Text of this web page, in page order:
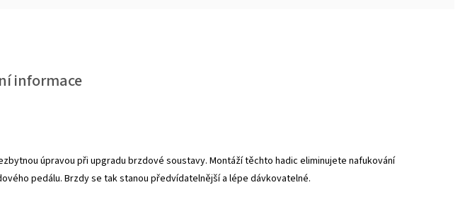
informace
úpravou při upgradu brzdové soustavy. Montáží těchto hadic eliminujete nafukování
pedálu. Brzdy se tak stanou předvídatelnější a lépe dávkovatelné.